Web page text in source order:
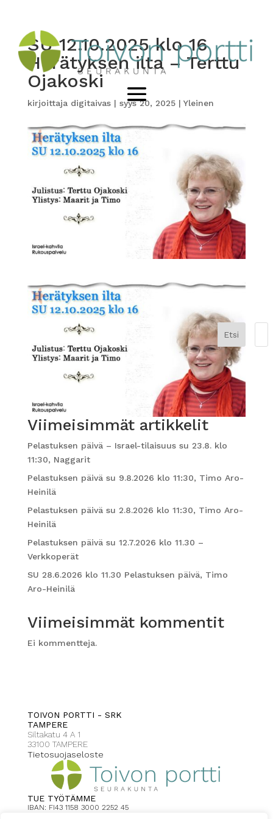
SU 12.10.2025 klo 16
Herätyksen ilta – Terttu
Ojakoski
kirjoittaja digitaivas| syys 20, 2025| Yleinen
Etsi
Viimeisimmät artikkelit
Pelastuksen päivä – Israel-tilaisuus su 23.8. klo
11:30, Naggarit
Pelastuksen päivä su 9.8.2026 klo 11:30, Timo Aro-
Heinilä
Pelastuksen päivä su 2.8.2026 klo 11:30, Timo Aro-
Heinilä
Pelastuksen päivä su 12.7.2026 klo 11.30 –
Verkkoperät
SU 28.6.2026 klo 11.30 Pelastuksen päivä, Timo
Aro-Heinilä
Viimeisimmät kommentit
Ei kommentteja.
TOIVON PORTTI - SRK
TAMPERE
Siltakatu 4 A 1
33100 TAMPERE
Tietosuojaseloste
TUE TYÖTÄMME
IBAN: FI43 1158 3000 2252 45